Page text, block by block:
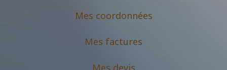
Mes coordonnées
Mes factures
Mes devis